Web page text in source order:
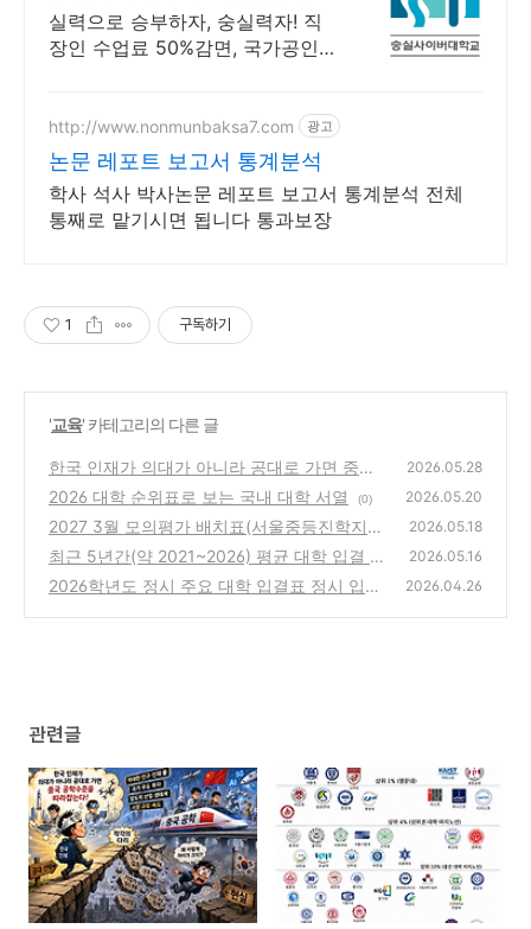
집 중!
실력으로 승부하자, 숭실력자! 직
장인 수업료 50%감면, 국가공인자
한국 최초 사이버대학교!
http://www.nonmunbaksa7.com 광고
논문 레포트 보고서 통계분석
학사 석사 박사논문 레포트 보고서 통계분석 전체
통째로 맡기시면 됩니다 통과보장
1 구독하기
'교육' 카테고리의 다른 글
한국 인재가 의대가 아니라 공대로 가면 중국
공학을 따라잡는다?
(0)
2026.05.28
2026 대학 순위표로 보는 국내 대학 서열 (0) 2026.05.20
2027 3월 모의평가 배치표(서울중등진학지도
연구회)
(0)
2026.05.18
최근 5년간(약 2021~2026) 평균 대학 입결 순
위 정리
(0)
2026.05.16
2026학년도 정시 주요 대학 입결표 정시 입결
2026.04.26
관련글